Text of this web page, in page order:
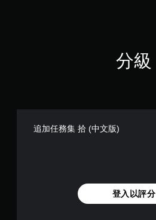
分級
追加任務集 拾 (中文版)
登入以評分